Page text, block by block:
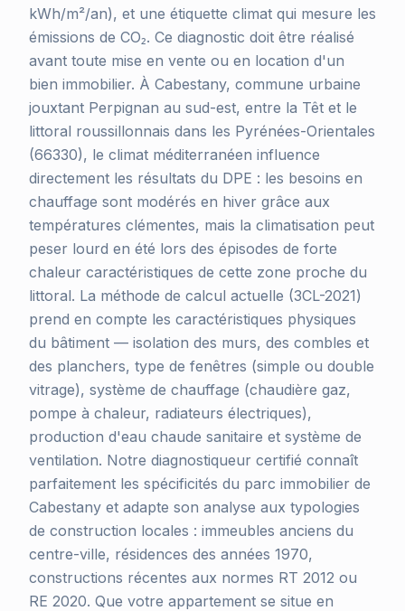
kWh/m²/an), et une étiquette climat qui mesure les
émissions de CO₂. Ce diagnostic doit être réalisé
avant toute mise en vente ou en location d'un
bien immobilier. À Cabestany, commune urbaine
jouxtant Perpignan au sud-est, entre la Têt et le
littoral roussillonnais dans les Pyrénées-Orientales
(66330), le climat méditerranéen influence
directement les résultats du DPE : les besoins en
chauffage sont modérés en hiver grâce aux
températures clémentes, mais la climatisation peut
peser lourd en été lors des épisodes de forte
chaleur caractéristiques de cette zone proche du
littoral. La méthode de calcul actuelle (3CL-2021)
prend en compte les caractéristiques physiques
du bâtiment — isolation des murs, des combles et
des planchers, type de fenêtres (simple ou double
vitrage), système de chauffage (chaudière gaz,
pompe à chaleur, radiateurs électriques),
production d'eau chaude sanitaire et système de
ventilation. Notre diagnostiqueur certifié connaît
parfaitement les spécificités du parc immobilier de
Cabestany et adapte son analyse aux typologies
de construction locales : immeubles anciens du
centre-ville, résidences des années 1970,
constructions récentes aux normes RT 2012 ou
RE 2020. Que votre appartement se situe en